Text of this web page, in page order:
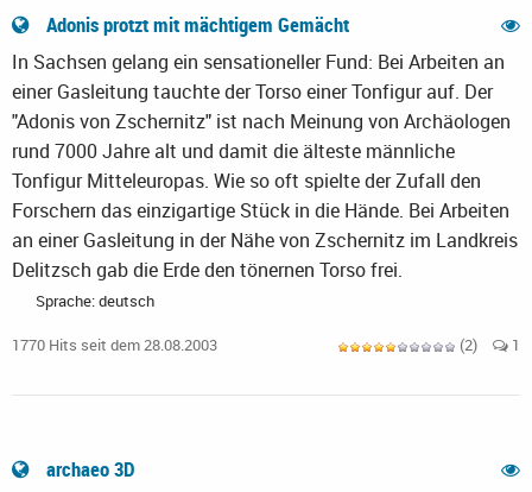
Adonis protzt mit mächtigem Gemächt
In Sachsen gelang ein sensationeller Fund: Bei Arbeiten an
einer Gasleitung tauchte der Torso einer Tonfigur auf. Der
"Adonis von Zschernitz" ist nach Meinung von Archäologen
rund 7000 Jahre alt und damit die älteste männliche
Tonfigur Mitteleuropas. Wie so oft spielte der Zufall den
Forschern das einzigartige Stück in die Hände. Bei Arbeiten
an einer Gasleitung in der Nähe von Zschernitz im Landkreis
Delitzsch gab die Erde den tönernen Torso frei.
Sprache: deutsch
1770 Hits seit dem 28.08.2003 (2) 1
archaeo 3D